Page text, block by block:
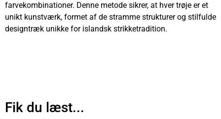
farvekombinationer. Denne metode sikrer, at hver trøje er et
unikt kunstværk, formet af de stramme strukturer og stilfulde
designtræk unikke for islandsk strikketradition.
Fik du læst...